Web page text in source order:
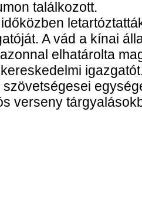
találkozott.
A vád a kínai
elhatárolta
szövetségesei
verseny